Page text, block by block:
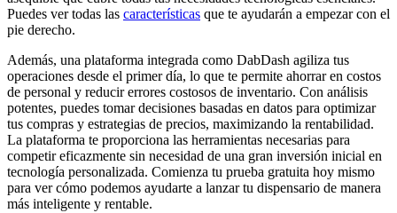
Puedes ver todas las características que te ayudarán a empezar con el
pie derecho.
Además, una plataforma integrada como DabDash agiliza tus
operaciones desde el primer día, lo que te permite ahorrar en costos
de personal y reducir errores costosos de inventario. Con análisis
potentes, puedes tomar decisiones basadas en datos para optimizar
tus compras y estrategias de precios, maximizando la rentabilidad.
La plataforma te proporciona las herramientas necesarias para
competir eficazmente sin necesidad de una gran inversión inicial en
tecnología personalizada. Comienza tu prueba gratuita hoy mismo
para ver cómo podemos ayudarte a lanzar tu dispensario de manera
más inteligente y rentable.